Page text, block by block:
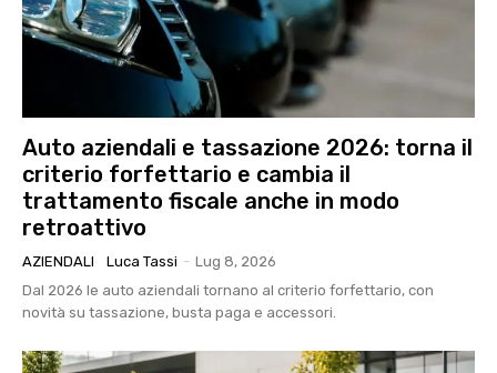
Auto aziendali e tassazione 2026: torna il
criterio forfettario e cambia il
trattamento fiscale anche in modo
retroattivo
AZIENDALI Luca Tassi - Lug 8, 2026
Dal 2026 le auto aziendali tornano al criterio forfettario, con
novità su tassazione, busta paga e accessori.